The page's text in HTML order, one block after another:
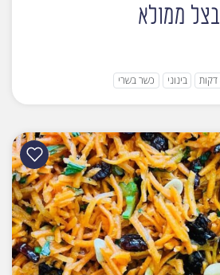
בצל ממולא
בינוני כשר בשרי